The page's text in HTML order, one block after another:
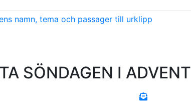
namn, tema och passager till urklipp
SÖNDAGEN I